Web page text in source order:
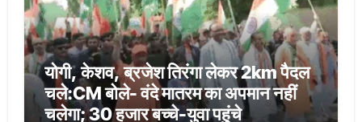
योगी, केशव, ब्रजेश तिरंगा लेकर 2km पैदल
चले:CM बोले- वंदे मातरम का अपमान नहीं
चलेगा; 30 हजार बच्चे-युवा पहुंचे